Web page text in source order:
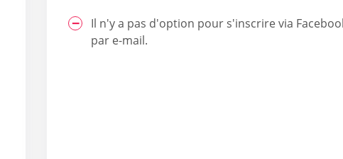
Il n'y a pas d'option pour s'inscrire via
par e-mail.